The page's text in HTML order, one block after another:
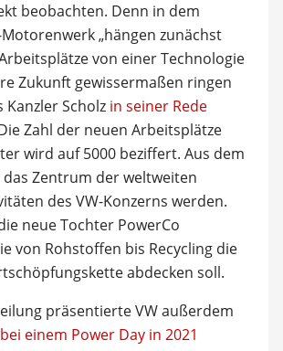
beobachten. Denn in dem
„hängen zunächst
von einer Technologie
Zukunft gewissermaßen ringen
Kanzler Scholz in seiner Rede
Zahl der neuen Arbeitsplätze
wird auf 5000 beziffert. Aus dem
Zentrum der weltweiten
des VW-Konzerns werden.
neue Tochter PowerCo
von Rohstoffen bis Recycling die
abdecken soll.
präsentierte VW außerdem
bei einem Power Day in 2021